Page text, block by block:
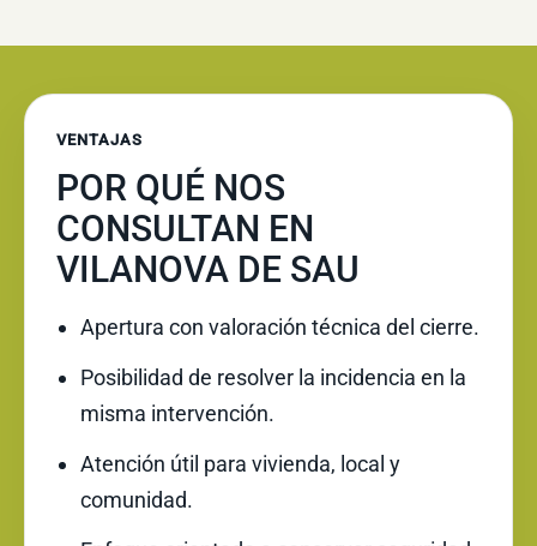
VENTAJAS
POR QUÉ NOS
CONSULTAN EN
VILANOVA DE SAU
Apertura con valoración técnica del cierre.
Posibilidad de resolver la incidencia en la
misma intervención.
Atención útil para vivienda, local y
comunidad.